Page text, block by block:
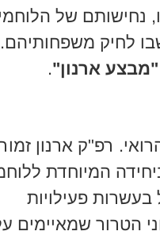
נחישותם של
לחיק משפחותיהם.
"מבצע ארנון".
רפ"ק ארנון
המיוחדת
פעילויות
הטרור שמאיימים